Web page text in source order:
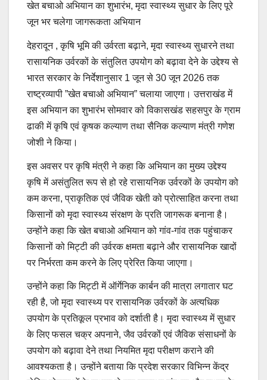
खेत बचाओ अभियान का शुभारंभ, मृदा स्वास्थ्य सुधार के लिए पूरे
जून भर चलेगा जागरूकता अभियान
देहरादून , कृषि भूमि की उर्वरता बढ़ाने, मृदा स्वास्थ्य सुधारने तथा
रासायनिक उर्वरकों के संतुलित उपयोग को बढ़ावा देने के उद्देश्य से
भारत सरकार के निर्देशानुसार 1 जून से 30 जून 2026 तक
राष्ट्रव्यापी ”खेत बचाओ अभियान” चलाया जाएगा। उत्तराखंड में
इस अभियान का शुभारंभ सोमवार को विकासखंड सहसपुर के ग्राम
ढाकी में कृषि एवं कृषक कल्याण तथा सैनिक कल्याण मंत्री गणेश
जोशी ने किया।
इस अवसर पर कृषि मंत्री ने कहा कि अभियान का मुख्य उद्देश्य
कृषि में असंतुलित रूप से हो रहे रासायनिक उर्वरकों के उपयोग को
कम करना, प्राकृतिक एवं जैविक खेती को प्रोत्साहित करना तथा
किसानों को मृदा स्वास्थ्य संरक्षण के प्रति जागरूक बनाना है।
उन्होंने कहा कि खेत बचाओ अभियान को गांव-गांव तक पहुंचाकर
किसानों को मिट्टी की उर्वरक क्षमता बढ़ाने और रासायनिक खादों
पर निर्भरता कम करने के लिए प्रेरित किया जाएगा।
उन्होंने कहा कि मिट्टी में ऑर्गेनिक कार्बन की मात्रा लगातार घट
रही है, जो मृदा स्वास्थ्य पर रासायनिक उर्वरकों के अत्यधिक
उपयोग के प्रतिकूल प्रभाव को दर्शाती है। मृदा स्वास्थ्य में सुधार
के लिए फसल चक्र अपनाने, जैव उर्वरकों एवं जैविक संसाधनों के
उपयोग को बढ़ावा देने तथा नियमित मृदा परीक्षण कराने की
आवश्यकता है। उन्होंने बताया कि प्रदेश सरकार विभिन्न केंद्र